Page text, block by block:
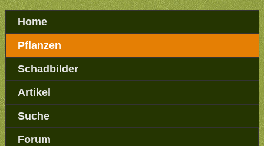
Home
Pflanzen
Schadbilder
Artikel
Suche
Forum